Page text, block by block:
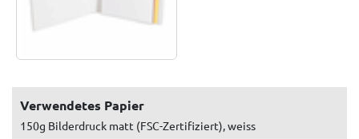
Verwendetes Papier
150g Bilderdruck matt (FSC-Zertifiziert), weiss